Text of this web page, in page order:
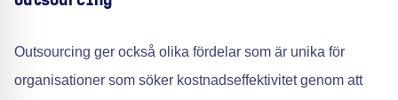
Outsourcing ger också olika fördelar som är unika för
organisationer som söker kostnadseffektivitet genom att